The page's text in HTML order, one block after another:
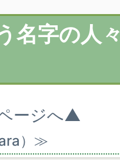
名字の人々
ージへ▲
）≫